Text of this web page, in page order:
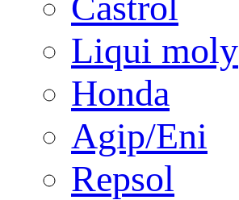
Liqui moly
Honda
Agip/Eni
Repsol